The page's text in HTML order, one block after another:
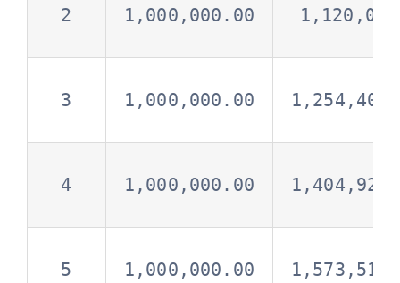
2 1,000,000.00 1,120,000
3 1,000,000.00 1,254,400
4 1,000,000.00 1,404,928
5 1,000,000.00 1,573,519